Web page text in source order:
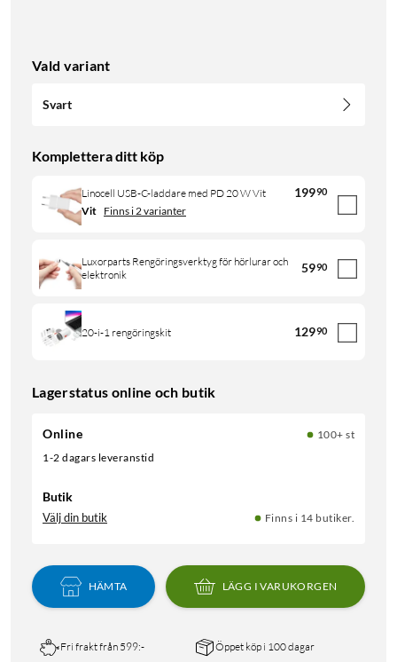
Vald variant
Svart
Komplettera ditt köp
Linocell USB-C-laddare med PD 20 W Vit 19990
Vit Finns i 2 varianter
Luxorparts Rengöringsverktyg för hörlurar och
elektronik
5990
20-i-1 rengöringskit 12990
Lagerstatus online och butik
Online
100+ st
1-2 dagars leveranstid
Butik
Välj din butik Finns i 14 butiker.
HÄMTA LÄGG I VARUKORGEN
Fri frakt från 599:- Öppet köp i 100 dagar